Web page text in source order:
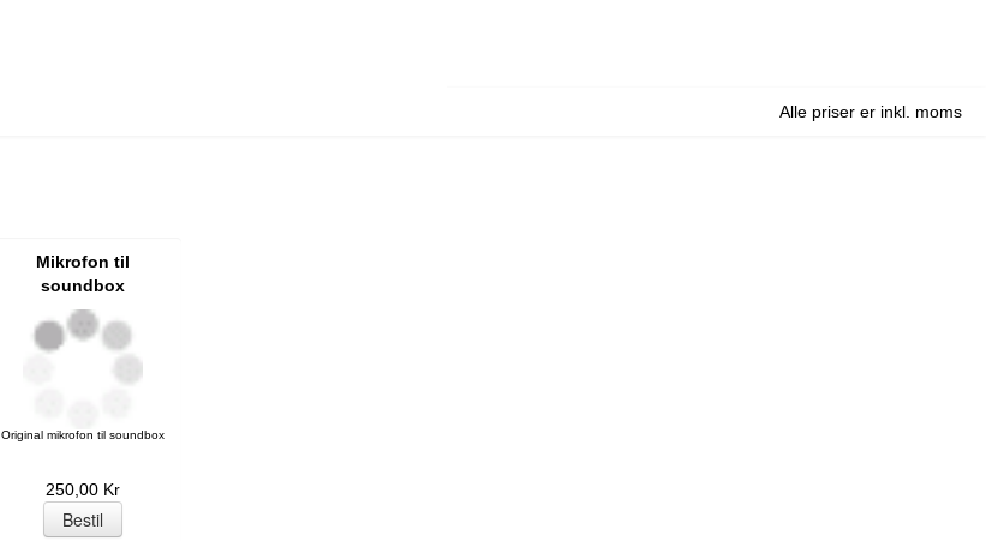
Alle priser er inkl. moms
Mikrofon til
soundbox
Original mikrofon til soundbox
250,00 Kr